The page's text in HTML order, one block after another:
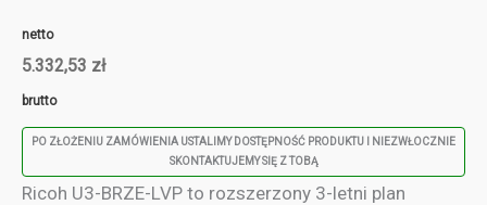
netto
5.332,53 zł
brutto
PO ZŁOŻENIU ZAMÓWIENIA USTALIMY DOSTĘPNOŚĆ PRODUKTU I NIEZWŁOCZNIE
SKONTAKTUJEMY SIĘ Z TOBĄ
Ricoh U3-BRZE-LVP to rozszerzony 3-letni plan